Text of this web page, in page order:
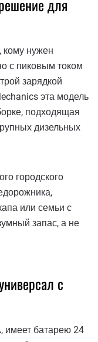
для
кому нужен
с пиковым током
зарядкой
эта модель
подходящая
дизельных
городского
или семьи с
запас, а не
с
имеет батарею 24